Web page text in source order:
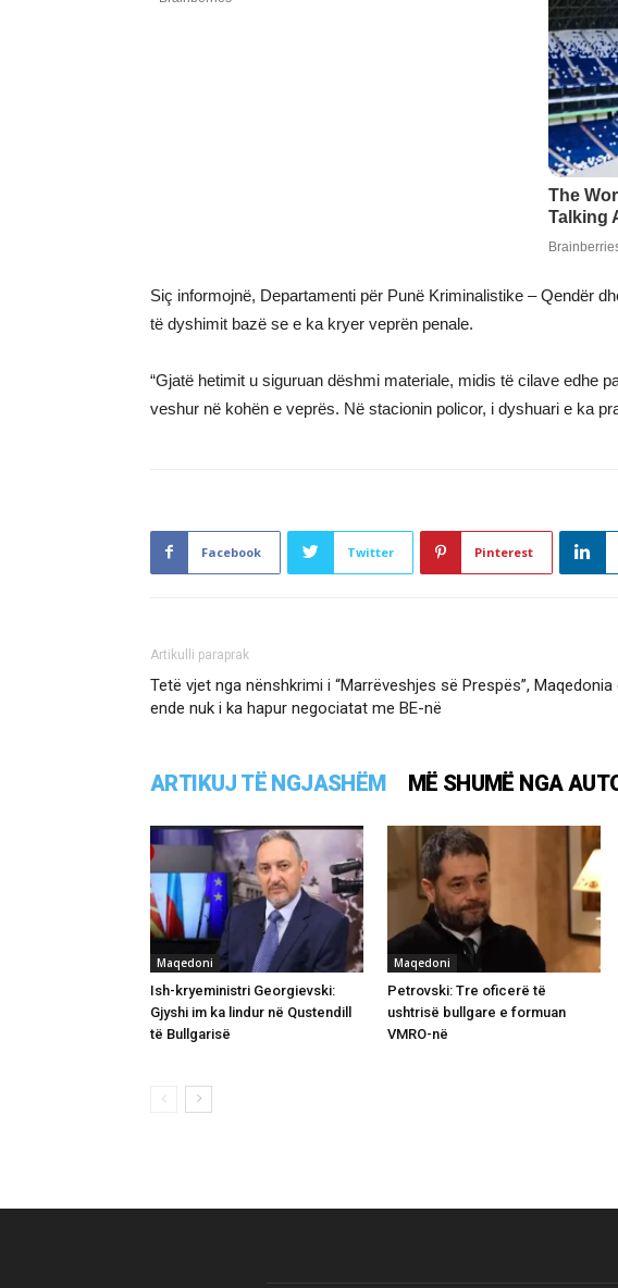
Siç informojnë, Departamenti për Punë Kriminalistike – Qendër
të dyshimit bazë se e ka kryer veprën penale.
“Gjatë hetimit u siguruan dëshmi materiale, midis të cilave edhe
veshur në kohën e veprës. Në stacionin policor, i dyshuari e ka
Facebook Twitter Pinterest
Artikulli paraprak
Tetë vjet nga nënshkrimi i “Marrëveshjes së Prespës”,
ende nuk i ka hapur negociatat me BE-në
ARTIKUJ TË NGJASHËM MË SHUMË NGA
Maqedoni
Ish-kryeministri Georgievski:
Gjyshi im ka lindur në Qustendill
të Bullgarisë
Maqedoni
Petrovski: Tre oficerë të
ushtrisë bullgare e formuan
VMRO-në